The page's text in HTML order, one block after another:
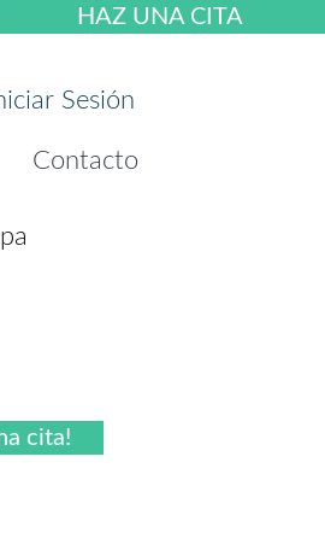
HAZ UNA CITA
Sesión
Contacto
cita!